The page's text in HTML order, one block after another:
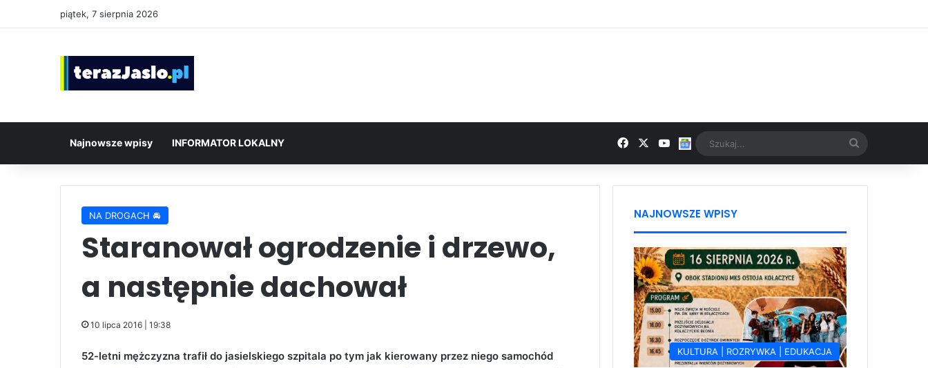
piątek, 7 sierpnia 2026
Najnowsze wpisy INFORMATOR LOKALNY FacebookYouTubeGoogle News
NA DROGACH 🚘
Staranował ogrodzenie i drzewo,
a następnie dachował
10 lipca 2016 | 19:38
52-letni mężczyzna trafił do jasielskiego szpitala po tym jak kierowany przez niego samochód
NAJNOWSZE WPISY
KULTURA | ROZRYWKA | EDUKACJA